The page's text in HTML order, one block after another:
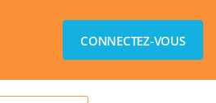
CONNECTEZ-VOUS